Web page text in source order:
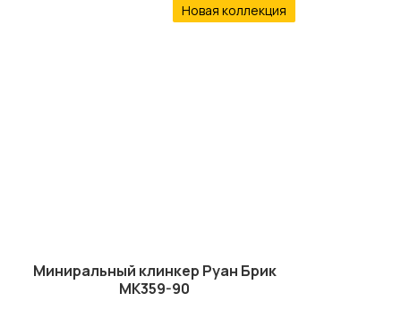
Новая коллекция
Миниральный клинкер Руан Брик
MK359-90